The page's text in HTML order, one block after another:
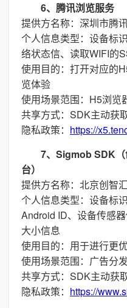
6、腾讯浏览服务
提供方名称：深圳市腾
个人信息类型：设备标
络状态信、读取WIFI的
使用目的：打开对应的
览体验
使用场景范围：H5浏览
共享方式：SDK主动获
隐私政策： https://
7、Sigmob SDK
台）
提供方名称：北京创智
个人信息类型：设备标
Android ID、设备传感
大小信息
使用目的：用于进行更
使用场景范围：广告分
共享方式：SDK主动获
隐私政策： https://